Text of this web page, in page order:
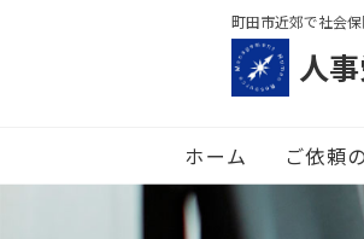
町田市近郊で社会
人
ホーム ご依頼